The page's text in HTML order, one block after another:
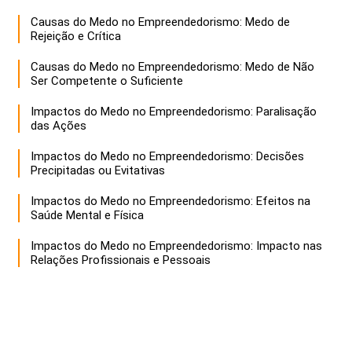
Causas do Medo no Empreendedorismo: Medo de
Rejeição e Crítica
Causas do Medo no Empreendedorismo: Medo de Não
Ser Competente o Suficiente
Impactos do Medo no Empreendedorismo: Paralisação
das Ações
Impactos do Medo no Empreendedorismo: Decisões
Precipitadas ou Evitativas
Impactos do Medo no Empreendedorismo: Efeitos na
Saúde Mental e Física
Impactos do Medo no Empreendedorismo: Impacto nas
Relações Profissionais e Pessoais